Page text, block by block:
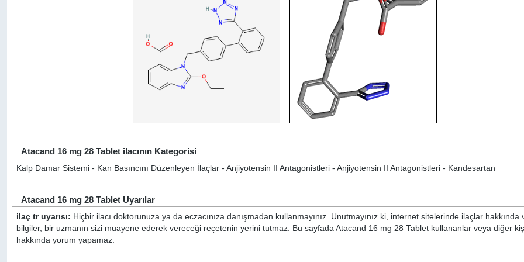
Atacand 16 mg 28 Tablet ilacının Kategorisi
Kalp Damar Sistemi - Kan Basıncını Düzenleyen İlaçlar - Anjiyotensin II Antagonistleri - Anjiyotensin II Antagonistleri - Kandesartan
Atacand 16 mg 28 Tablet Uyarılar
ilaç tr uyarısı: Hiçbir ilacı doktorunuza ya da eczacınıza danışmadan kullanmayınız. Unutmayınız ki, internet sitelerinde ilaçlar hakkında
bilgiler, bir uzmanın sizi muayene ederek vereceği reçetenin yerini tutmaz. Bu sayfada Atacand 16 mg 28 Tablet kullananlar veya diğer
hakkında yorum yapamaz.